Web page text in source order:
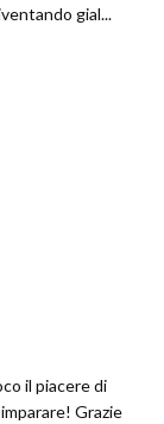
gial...
il piacere di
Grazie